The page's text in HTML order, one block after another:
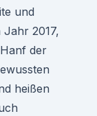
und
2017,
der
heißen